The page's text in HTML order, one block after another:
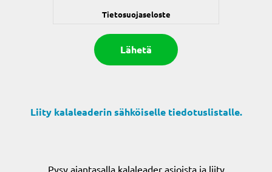
Tietosuojaseloste
Liity kalaleaderin sähköiselle tiedotuslistalle.
Pysy ajantasalla kalaleader asioista ja liity